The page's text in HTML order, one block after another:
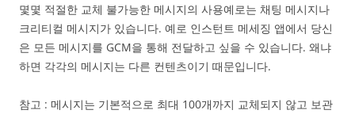
몇몇 적절한 교체 불가능한 메시지의 사용예로는 채팅 메시지나
크리티컬 메시지가 있습니다. 예로 인스턴트 메세징 앱에서 당신
은 모든 메시지를 GCM을 통해 전달하고 싶을 수 있습니다. 왜냐
하면 각각의 메시지는 다른 컨텐츠이기 때문입니다.
참고 : 메시지는 기본적으로 최대 100개까지 교체되지 않고 보관